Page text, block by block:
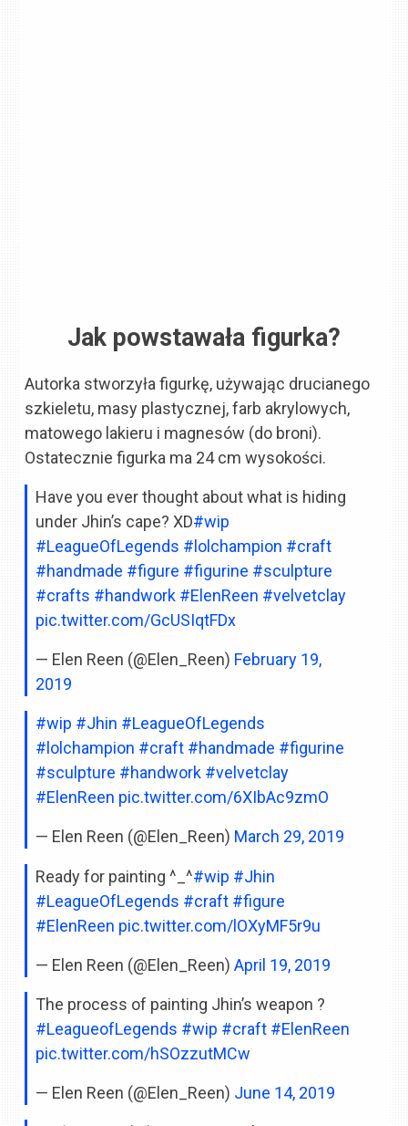
Jak powstawała figurka?
Autorka stworzyła figurkę, używając drucianego
szkieletu, masy plastycznej, farb akrylowych,
matowego lakieru i magnesów (do broni).
Ostatecznie figurka ma 24 cm wysokości.
Have you ever thought about what is hiding
under Jhin’s cape? XD#wip
#LeagueOfLegends #lolchampion #craft
#handmade #figure #figurine #sculpture
#crafts #handwork #ElenReen #velvetclay
pic.twitter.com/GcUSIqtFDx
— Elen Reen (@Elen_Reen) February 19,
2019
#wip #Jhin #LeagueOfLegends
#lolchampion #craft #handmade #figurine
#sculpture #handwork #velvetclay
#ElenReen pic.twitter.com/6XIbAc9zmO
— Elen Reen (@Elen_Reen) March 29, 2019
Ready for painting ^_^#wip #Jhin
#LeagueOfLegends #craft #figure
#ElenReen pic.twitter.com/lOXyMF5r9u
— Elen Reen (@Elen_Reen)April 19, 2019
The process of painting Jhin’s weapon ?
#LeagueofLegends #wip #craft #ElenReen
pic.twitter.com/hSOzzutMCw
— Elen Reen (@Elen_Reen) June 14, 2019